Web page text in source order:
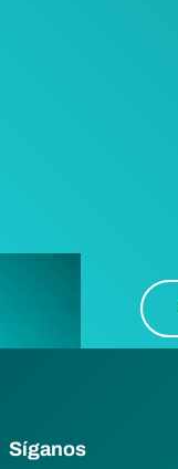
Síganos